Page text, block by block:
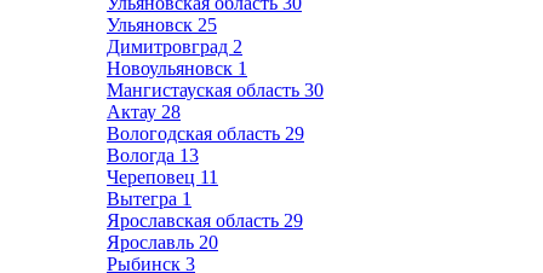
Ульяновск 25
Димитровград 2
Новоульяновск 1
Мангистауская область 30
Актау 28
Вологодская область 29
Вологда 13
Череповец 11
Вытегра 1
Ярославская область 29
Ярославль 20
Рыбинск 3